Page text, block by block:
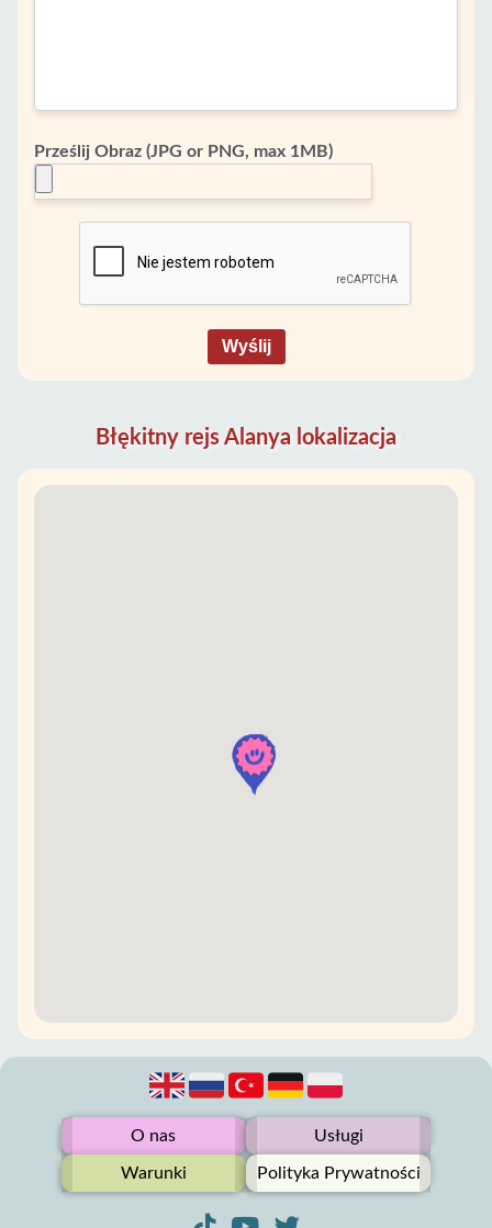
Prześlij Obraz (JPG or PNG, max 1MB)
Wyślij
Błękitny rejs Alanya lokalizacja
O nas Usługi
Warunki Polityka Prywatności